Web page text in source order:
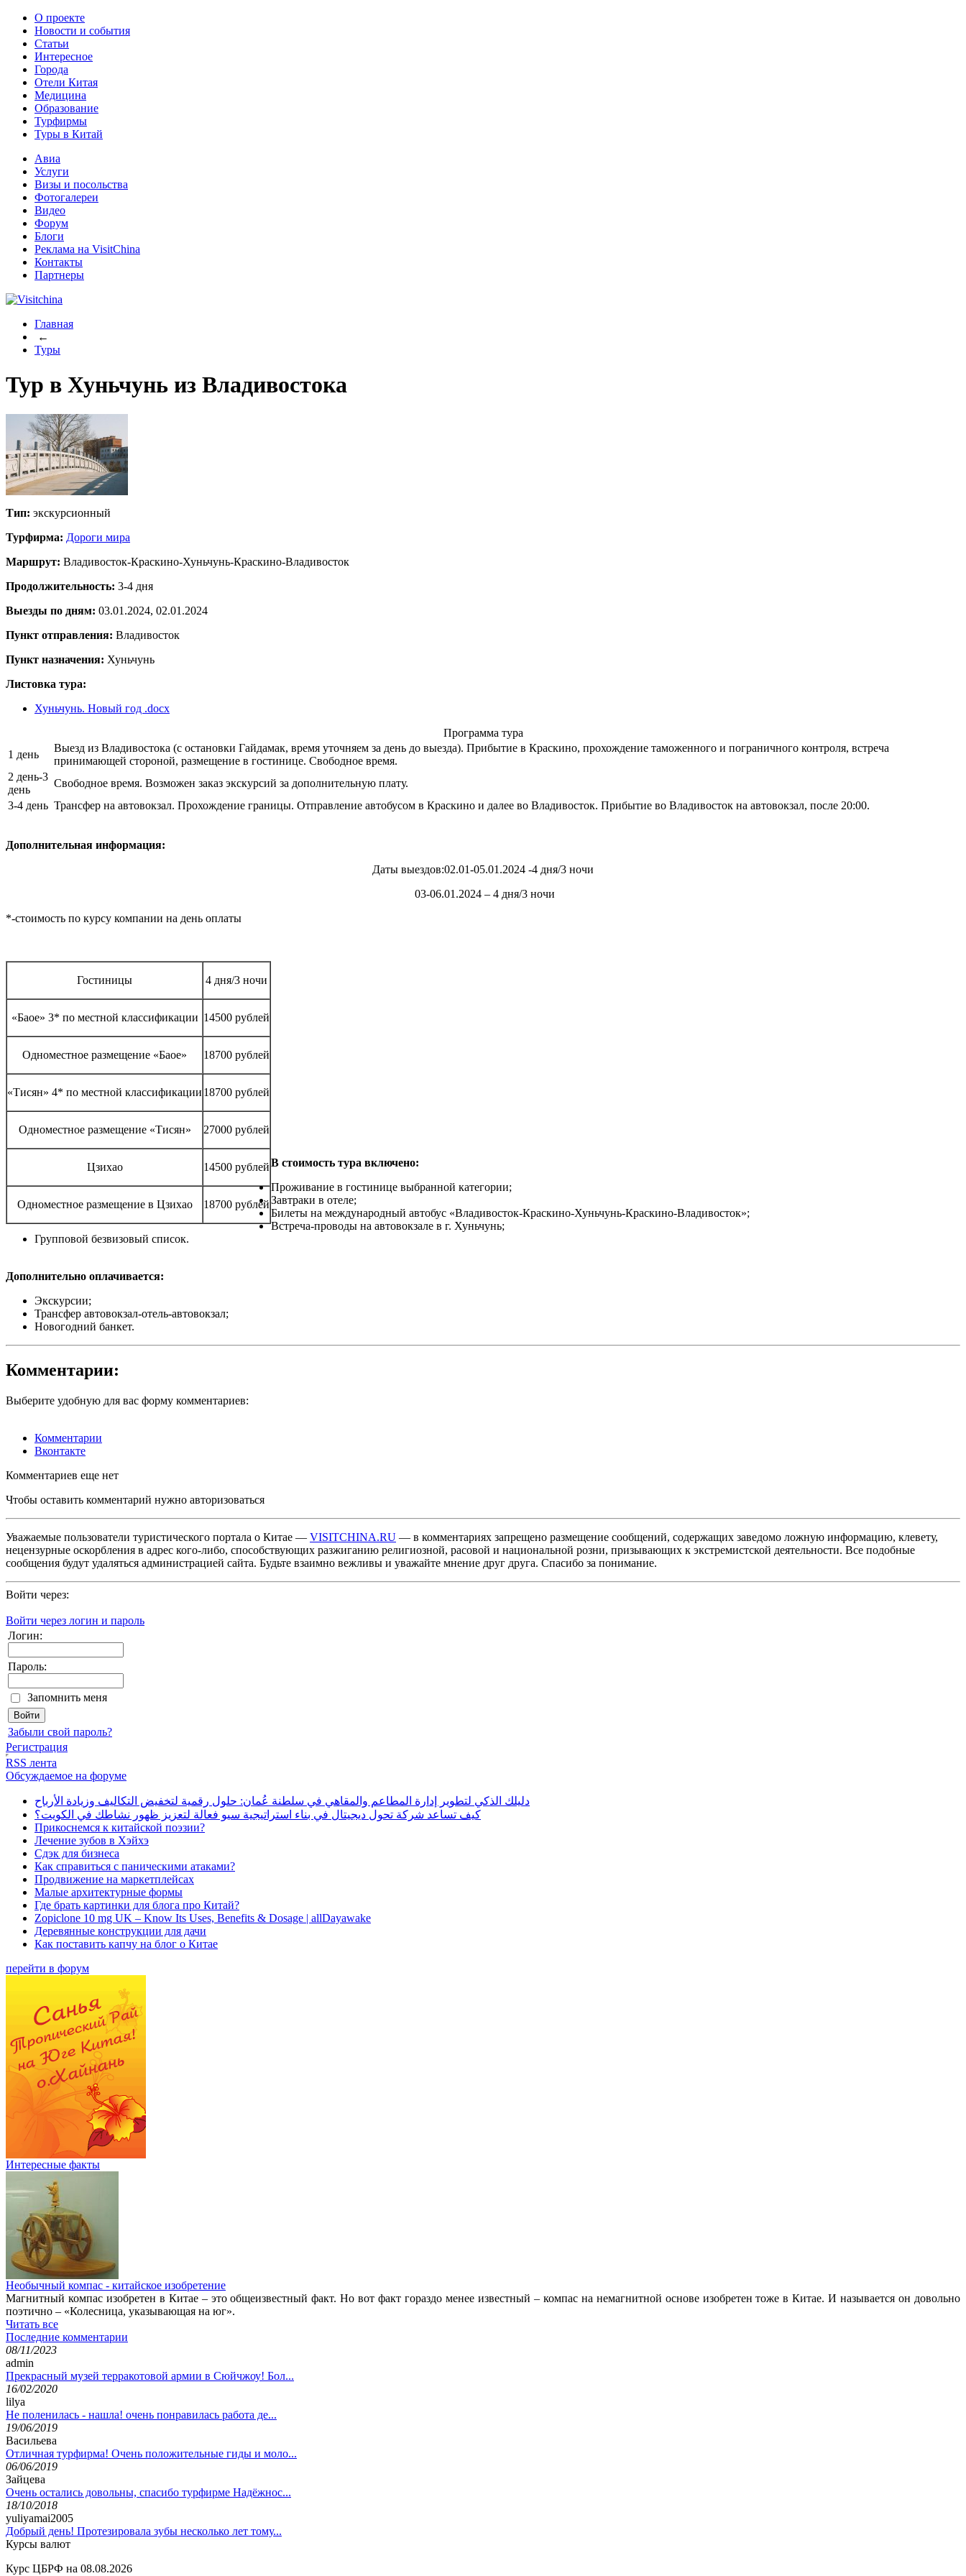
О проекте
Новости и события
Статьи
Интересное
Города
Отели Китая
Медицина
Образование
Турфирмы
Туры в Китай
Авиа
Услуги
Визы и посольства
Фотогалереи
Видео
Форум
Блоги
Реклама на VisitChina
Контакты
Партнеры
Главная
←
Туры
Тур в Хуньчунь из Владивостока
Тип: экскурсионный
Турфирма: Дороги мира
Маршрут: Владивосток-Краскино-Хуньчунь-Краскино-Владивосток
Продолжительность: 3-4 дня
Выезды по дням: 03.01.2024, 02.01.2024
Пункт отправления: Владивосток
Пункт назначения: Хуньчунь
Листовка тура:
Хуньчунь. Новый год .docx
Программа тура
1 день
Выезд из Владивостока (с остановки Гайдамак, время уточняем за день до выезда). Прибытие в Краскино, прохождение таможенного и пограничного контроля, встреча
принимающей стороной, размещение в гостинице. Свободное время.
2 день-3
день
Свободное время. Возможен заказ экскурсий за дополнительную плату.
3-4 день Трансфер на автовокзал. Прохождение границы. Отправление автобусом в Краскино и далее во Владивосток. Прибытие во Владивосток на автовокзал, после 20:00.
Дополнительная информация:
Даты выездов:02.01-05.01.2024 -4 дня/3 ночи
03-06.01.2024 – 4 дня/3 ночи
*-стоимость по курсу компании на день оплаты
Гостиницы 4 дня/3 ночи
«Баое» 3* по местной классификации 14500 рублей
Одноместное размещение «Баое» 18700 рублей
«Тисян» 4* по местной классификации 18700 рублей
Одноместное размещение «Тисян» 27000 рублей
Цзихао 14500 рублей
Одноместное размещение в Цзихао 18700 рублей
В стоимость тура включено:
Проживание в гостинице выбранной категории;
Завтраки в отеле;
Билеты на международный автобус «Владивосток-Краскино-Хуньчунь-Краскино-Владивосток»;
Встреча-проводы на автовокзале в г. Хуньчунь;
Групповой безвизовый список.
Дополнительно оплачивается:
Экскурсии;
Трансфер автовокзал-отель-автовокзал;
Новогодний банкет.
Комментарии:
Выберите удобную для вас форму комментариев:
Комментарии
Вконтакте
Комментариев еще нет
Чтобы оставить комментарий нужно авторизоваться
Уважаемые пользователи туристического портала о Китае — VISITCHINA.RU — в комментариях запрещено размещение сообщений, содержащих заведомо ложную информацию, клевету,
нецензурные оскорбления в адрес кого-либо, способствующих разжиганию религиозной, расовой и национальной розни, призывающих к экстремистской деятельности. Все подобные
сообщения будут удаляться администрацией сайта. Будьте взаимно вежливы и уважайте мнение друг друга. Спасибо за понимание.
Войти через:
Войти через логин и пароль
Логин:
Пароль:
Запомнить меня
Забыли свой пароль?
Регистрация
RSS лента
Обсуждаемое на форуме
دليلك الذكي لتطوير إدارة المطاعم والمقاهي في سلطنة عُمان: حلول رقمية لتخفيض التكاليف وزيادة الأرباح
كيف تساعد شركة تحول ديجيتال في بناء استراتيجية سيو فعالة لتعزيز ظهور نشاطك في الكويت؟
Прикоснемся к китайской поэзии?
Лечение зубов в Хэйхэ
Сдэк для бизнеса
Как справиться с паническими атаками?
Продвижение на маркетплейсах
Малые архитектурные формы
Где брать картинки для блога про Китай?
Zopiclone 10 mg UK – Know Its Uses, Benefits & Dosage | allDayawake
Деревянные конструкции для дачи
Как поставить капчу на блог о Китае
перейти в форум
Интересные факты
Необычный компас - китайское изобретение
Магнитный компас изобретен в Китае – это общеизвестный факт. Но вот факт гораздо менее известный – компас на немагнитной основе изобретен тоже в Китае. И называется он довольно
поэтично – «Колесница, указывающая на юг».
Читать все
Последние комментарии
08/11/2023
admin
Прекрасный музей терракотовой армии в Сюйчжоу! Бол...
16/02/2020
lilya
Не поленилась - нашла! очень понравилась работа де...
19/06/2019
Васильева
Отличная турфирма! Очень положительные гиды и моло...
06/06/2019
Зайцева
Очень остались довольны, спасибо турфирме Надёжнос...
18/10/2018
yuliyamai2005
Добрый день! Протезировала зубы несколько лет тому...
Курсы валют
Курс ЦБРФ на 08.08.2026